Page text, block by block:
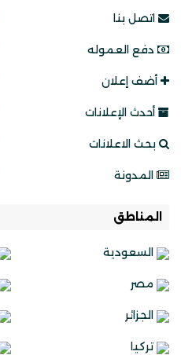
اتصل بنا
دفع العموله
أضف إعلان
أحدث الإعلانات
بحث الاعلانات
المدونة
المناطق
السعودية
مصر
الجزائر
تركيا